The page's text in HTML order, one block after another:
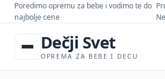
Poredimo opremu za bebe i vodimo te do
najbolje cene
Dečji Svet
OPREMA ZA BEBE I DECU